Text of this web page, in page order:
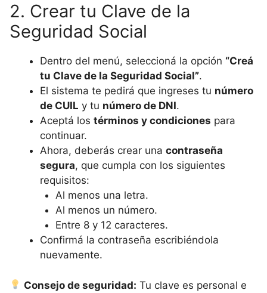
2. Crear tu Clave de la
Seguridad Social
Dentro del menú, seleccioná la opción “Creá
tu Clave de la Seguridad Social”.
El sistema te pedirá que ingreses tu número
de CUIL y tu número de DNI.
Aceptá los términos y condiciones para
continuar.
Ahora, deberás crear una contraseña
segura, que cumpla con los siguientes
requisitos:
Al menos una letra.
Al menos un número.
Entre 8 y 12 caracteres.
Confirmá la contraseña escribiéndola
nuevamente.
Consejo de seguridad: Tu clave es personal e